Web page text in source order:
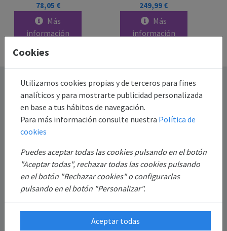
78,05 €
Más
información
249,99 €
Más
información
Destacado
Información
Mi Cuenta
Sobre Nosotros
Cookies
Utilizamos cookies propias y de terceros para fines
analíticos y para mostrarte publicidad personalizada
en base a tus hábitos de navegación.
Para más información consulte nuestra Política de
cookies
Puedes aceptar todas las cookies pulsando en el botón
"Aceptar todas", rechazar todas las cookies pulsando
en el botón "Rechazar cookies" o configurarlas
pulsando en el botón "Personalizar".
Aceptar todas